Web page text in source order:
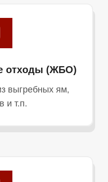
отходы (ЖБО)
выгребных ям,
и т.п.